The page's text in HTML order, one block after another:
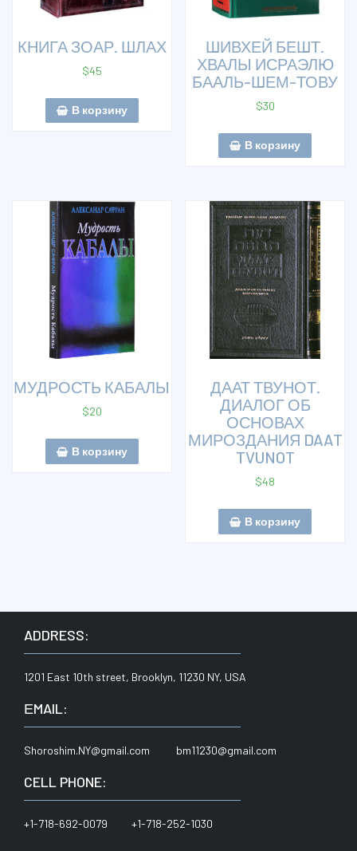
КНИГА ЗОАР. ШЛАХ
$45
В корзину
ШИВХЕЙ БЕШТ.
ХВАЛЫ ИСРАЭЛЮ
БААЛЬ-ШЕМ-ТОВУ
$30
В корзину
МУДРОСТЬ КАБАЛЫ
$20
В корзину
ДААТ ТВУНОТ.
ДИАЛОГ ОБ
ОСНОВАХ
МИРОЗДАНИЯ DAAT
TVUNOT
$48
В корзину
ADDRESS:
1201 East 10th street, Brooklyn, 11230 NY, USA
ЕMAIL:
Shoroshim.NY@gmail.com bm11230@gmail.com
CELL PHONE:
+1-718-692-0079 +1-718-252-1030